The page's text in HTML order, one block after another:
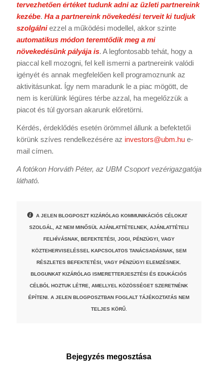
tervezhetően értéket tudunk adni az üzleti partnereink
kezébe. Ha a partnereink növekedési terveit ki tudjuk
szolgálniezzel a működési modellel, akkor szinte
automatikus módon teremtődik meg a mi
növekedésünk pályája is. A legfontosabb tehát, hogy a
piaccal kell mozogni, fel kell ismerni a partnereink valódi
igényét és annak megfelelően kell programoznunk az
aktivitásunkat. Így nem maradunk le a piac mögött, de
nem is kerülünk légüres térbe azzal, ha megelőzzük a
piacot és túl gyorsan akarunk előretörni.
Kérdés, érdeklődés esetén örömmel állunk a befektetői
körünk szíves rendelkezésére az investors@ubm.hue-
mail címen.
A fotókon Horváth Péter, az UBM Csoport vezérigazgatója
látható.
A JELEN BLOGPOSZT KIZÁRÓLAG KOMMUNIKÁCIÓS CÉLOKAT
SZOLGÁL, AZ NEM MINŐSÜL AJÁNLATTÉTELNEK, AJÁNLATTÉTELI
FELHÍVÁSNAK, BEFEKTETÉSI, JOGI, PÉNZÜGYI, VAGY
KÖZTEHERVISELÉSSEL KAPCSOLATOS TANÁCSADÁSNAK, SEM
RÉSZLETES BEFEKTETÉSI, VAGY PÉNZÜGYI ELEMZÉSNEK.
BLOGUNKAT KIZÁRÓLAG ISMERETTERJESZTÉSI ÉS EDUKÁCIÓS
CÉLBÓL HOZTUK LÉTRE, AMELLYEL KÖZÖSSÉGET SZERETNÉNK
ÉPÍTENI. A JELEN BLOGPOSZTBAN FOGLALT TÁJÉKOZTATÁS NEM
TELJES KÖRŰ.
Bejegyzés megosztása